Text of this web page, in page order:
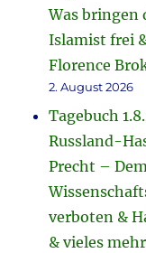
Was bringen
Islamist frei
Florence
2. August 2026
Tagebuch
Russland-
Precht –
verboten &
& vieles mehr